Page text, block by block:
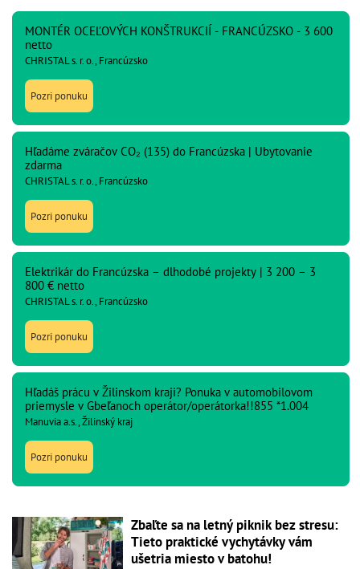
MONTÉR OCEĽOVÝCH KONŠTRUKCIÍ - FRANCÚZSKO - 3 600
netto
CHRISTAL s. r. o., Francúzsko
Pozri ponuku
Hľadáme zváračov CO₂ (135) do Francúzska | Ubytovanie
zdarma
CHRISTAL s. r. o., Francúzsko
Pozri ponuku
Elektrikár do Francúzska – dlhodobé projekty | 3 200 – 3
800 € netto
CHRISTAL s. r. o., Francúzsko
Pozri ponuku
Hľadáš prácu v Žilinskom kraji? Ponuka v automobilovom
priemysle v Gbeľanoch operátor/operátorka!!855 *1.004
Manuvia a.s., Žilinský kraj
Pozri ponuku
Zbaľte sa na letný piknik bez stresu:
Tieto praktické vychytávky vám
ušetria miesto v batohu!